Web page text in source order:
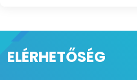
ELÉRHETŐSÉG